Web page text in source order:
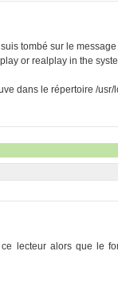
tombé sur le
or realplay in the
dans le répertoire /usr/
lecteur alors que le